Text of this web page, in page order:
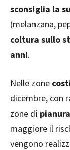
sconsiglia la
(melanzana,
coltura sullo
anni.
Nelle zone
dicembre, con
zone di
maggiore il
vengono